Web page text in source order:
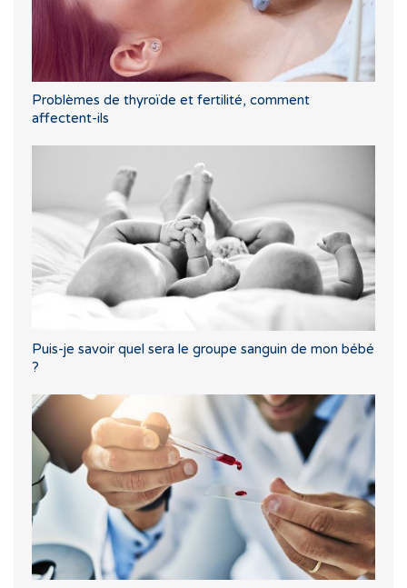
Problèmes de thyroïde et fertilité, comment
affectent-ils
Puis-je savoir quel sera le groupe sanguin de mon bébé
?